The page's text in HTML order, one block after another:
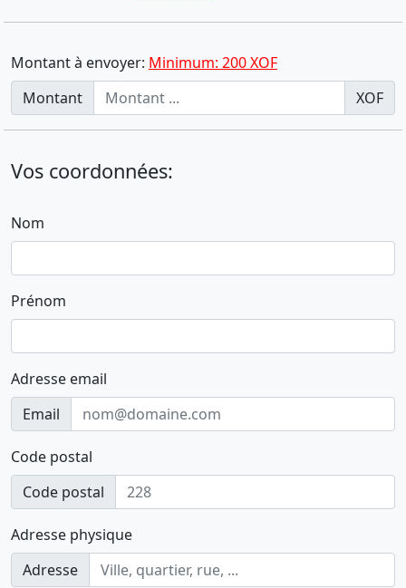
Montant à envoyer: Minimum: 200 XOF
Montant
XOF
Vos coordonnées:
Nom
Prénom
Adresse email
Email
Code postal
Code postal
Adresse physique
Adresse